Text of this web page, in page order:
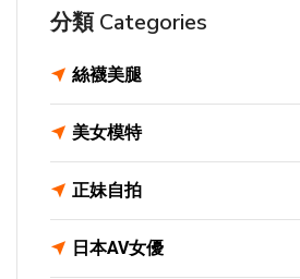
分類 Categories
絲襪美腿
美女模特
正妹自拍
日本AV女優